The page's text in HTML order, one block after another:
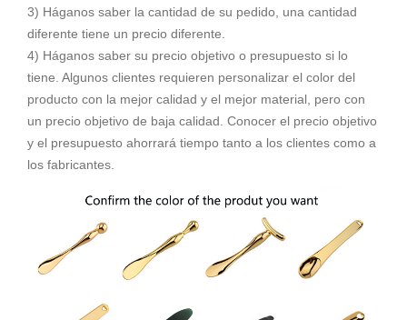
3) Háganos saber la cantidad de su pedido, una cantidad
diferente tiene un precio diferente.
4) Háganos saber su precio objetivo o presupuesto si lo
tiene. Algunos clientes requieren personalizar el color del
producto con la mejor calidad y el mejor material, pero con
un precio objetivo de baja calidad. Conocer el precio objetivo
y el presupuesto ahorrará tiempo tanto a los clientes como a
los fabricantes.